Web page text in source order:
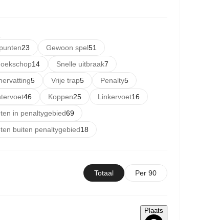
23 Gewoon spel51
14 Snelle uitbraak7
5 Vrije trap5 Penalty5
46 Koppen25 Linkervoet16
in penaltygebied69
buiten penaltygebied18
Totaal Per 90
Plaats